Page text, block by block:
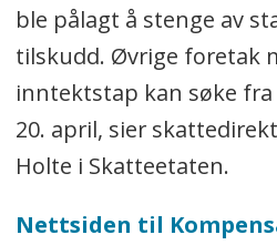
ble pålagt å stenge av
tilskudd. Øvrige foretak
inntektstap kan søke
20. april, sier
Holte i Skatteetaten.
Nettsiden til